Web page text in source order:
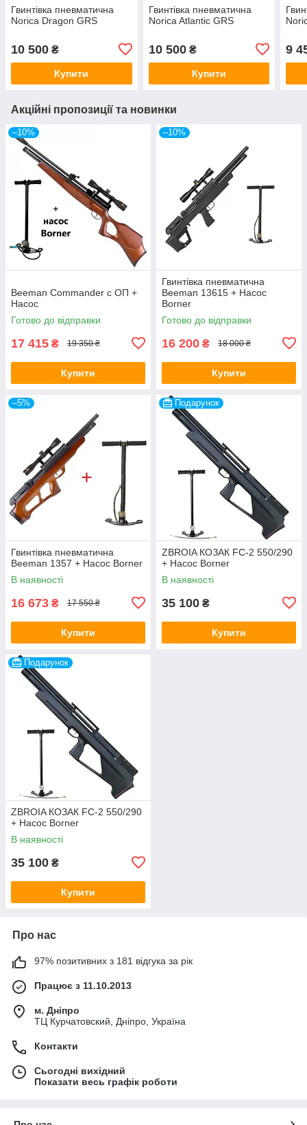
Гвинтівка пневматична
Norica Dragon GRS
10 500 ₴
Купити
Гвинтівка пневматична
Norica Atlantic GRS
10 500₴
Купити
9
Акційні пропозиції та новинки
–10%
Beeman Commander с ОП +
Насос
Готово до відправки
17 415 ₴ 19 350 ₴
Купити
–10%
Гвинтівка пневматична
Beeman 13615 + Насос
Borner
Готово до відправки
16 200 ₴ 18 000 ₴
Купити
–5%
Гвинтівка пневматична
Beeman 1357 + Насос Borner
В наявності
16 673 ₴ 17 550 ₴
Купити
Подарунок
ZBROIA КОЗАК FC-2 550/290
+ Насос Borner
В наявності
35 100 ₴
Купити
Подарунок
ZBROIA КОЗАК FC-2 550/290
+ Насос Borner
В наявності
35 100 ₴
Купити
Про нас
97% позитивних з 181 відгука за рік
Працює з 11.10.2013
м. Дніпро
ТЦ Курчатовский, Дніпро, Україна
Контакти
Сьогодні вихідний
Показати весь графік роботи